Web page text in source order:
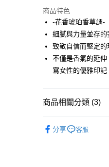
運送方式
付款後全家取貨
每筆NT$80，滿
每筆NT$80，滿
商品特色
-花香琥珀香草調-
細膩與力量並存的
致敬自信而堅定的
不僅是香氣的延
寫女性的優雅印記
商品相關分類 (3)
分享 客服